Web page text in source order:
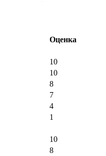
Оценка
10
10
8
7
4
1
10
8